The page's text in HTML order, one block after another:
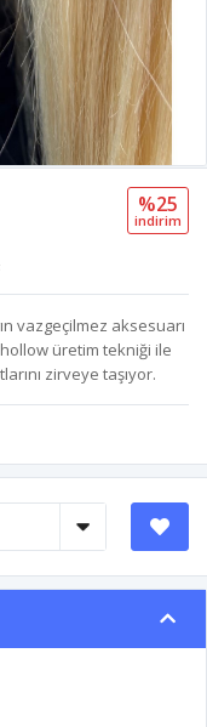
%25
i̇ndi̇ri̇m
vazgeçilmez aksesuarı
üretim tekniği ile
zirveye taşıyor.